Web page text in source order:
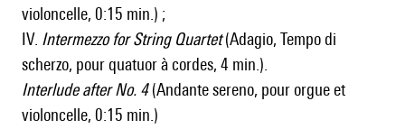
violoncelle, 0:15 min.) ;
IV. Intermezzo for String Quartet(Adagio, Tempo di
scherzo, pour quatuor à cordes, 4 min.).
Interlude after No. 4(Andante sereno, pour orgue et
violoncelle, 0:15 min.)